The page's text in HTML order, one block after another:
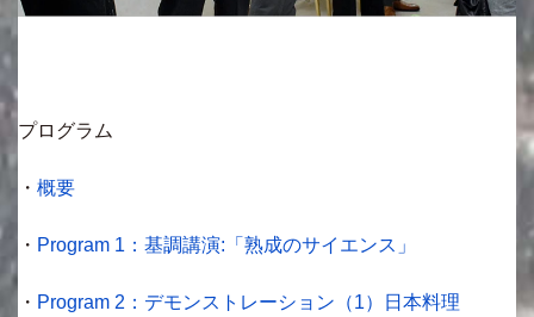
プログラム
・ 概要
・ Program 1：基調講演:「熟成のサイエンス」
・ Program 2：デモンストレーション（1）日本料理